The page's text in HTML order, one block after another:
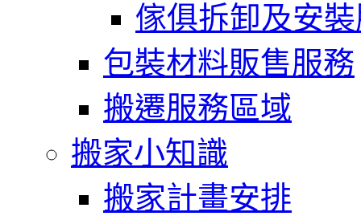
傢俱拆卸及安
包裝材料販售服務
搬遷服務區域
搬家小知識
搬家計畫安排